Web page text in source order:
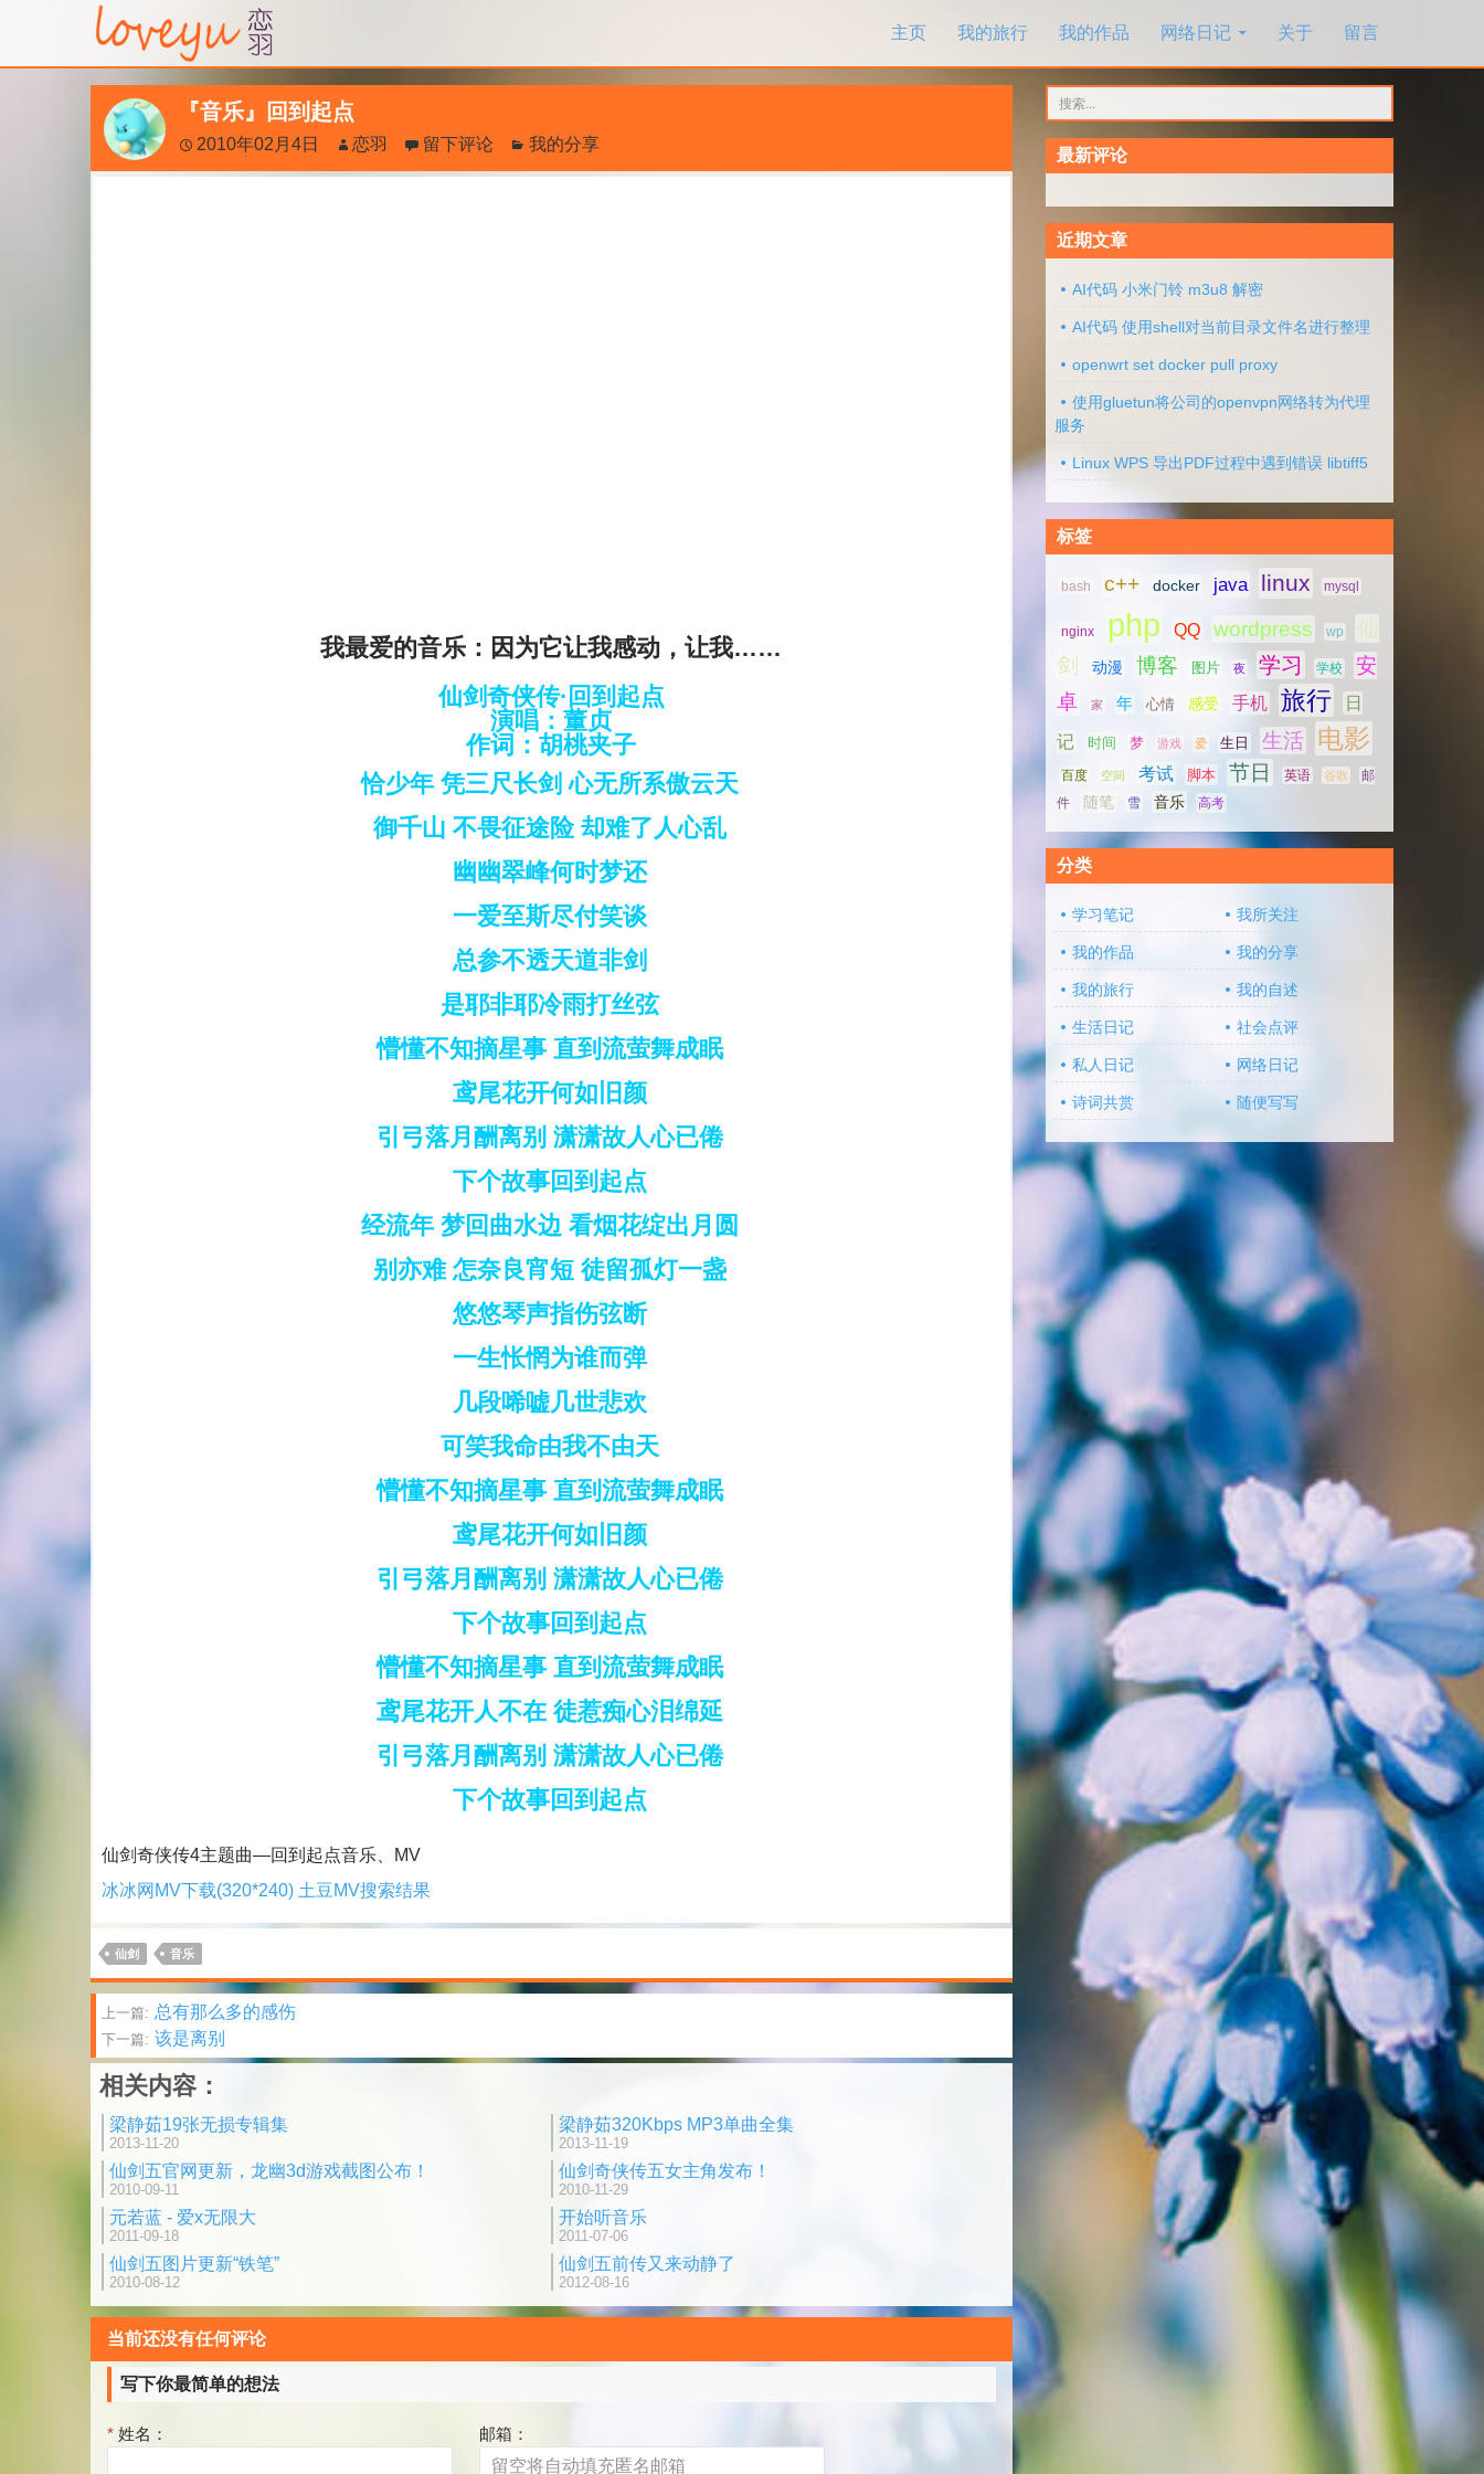
主页
我的旅行 我的作品 网络日记 关于 留言
『音乐』回到起点
2010年02月4日 恋羽 留下评论 我的分享
我最爱的音乐：因为它让我感动，让我……
仙剑奇侠传·回到起点
演唱：董贞
作词：胡桃夹子
恰少年 凭三尺长剑 心无所系傲云天
御千山 不畏征途险 却难了人心乱
幽幽翠峰何时梦还
一爱至斯尽付笑谈
总参不透天道非剑
是耶非耶冷雨打丝弦
懵懂不知摘星事 直到流萤舞成眠
鸢尾花开何如旧颜
引弓落月酬离别 潇潇故人心已倦
下个故事回到起点
经流年 梦回曲水边 看烟花绽出月圆
别亦难 怎奈良宵短 徒留孤灯一盏
悠悠琴声指伤弦断
一生怅惘为谁而弹
几段唏嘘几世悲欢
可笑我命由我不由天
懵懂不知摘星事 直到流萤舞成眠
鸢尾花开何如旧颜
引弓落月酬离别 潇潇故人心已倦
下个故事回到起点
懵懂不知摘星事 直到流萤舞成眠
鸢尾花开人不在 徒惹痴心泪绵延
引弓落月酬离别 潇潇故人心已倦
下个故事回到起点
仙剑奇侠传4主题曲―回到起点音乐、MV
冰冰网MV下载(320*240) 土豆MV搜索结果
仙剑 音乐
文
章
分
页
上一篇: 总有那么多的感伤
下一篇: 该是离别
相关内容：
梁静茹19张无损专辑集
2013-11-20
梁静茹320Kbps MP3单曲全集
2013-11-19
仙剑五官网更新，龙幽3d游戏截图公布！
2010-09-11
仙剑奇侠传五女主角发布！
2010-11-29
元若蓝 - 爱x无限大
2011-09-18
开始听音乐
2011-07-06
仙剑五图片更新“铁笔”
2010-08-12
仙剑五前传又来动静了
2012-08-16
当前还没有任何评论
写下你最简单的想法
* 姓名： 邮箱：
索：
最新评论
近期文章
AI代码 小米门铃 m3u8 解密
AI代码 使用shell对当前目录文件名进行整理
openwrt set docker pull proxy
使用gluetun将公司的openvpn网络转为代理
服务
Linux WPS 导出PDF过程中遇到错误 libtiff5
标签
bash c++ docker java linux mysql
nginx php QQ wordpress wp
仙
剑
动漫 博客 图片 夜 学习 学校
安
卓
家 年 心情 感受 手机 旅行 日
记 时间 梦 游戏 爱 生日 生活 电影
百度 空间 考试 脚本 节日 英语 谷歌 邮
件 随笔 雪 音乐 高考
分类
学习笔记 我所关注
我的作品 我的分享
我的旅行 我的自述
生活日记 社会点评
私人日记 网络日记
诗词共赏 随便写写